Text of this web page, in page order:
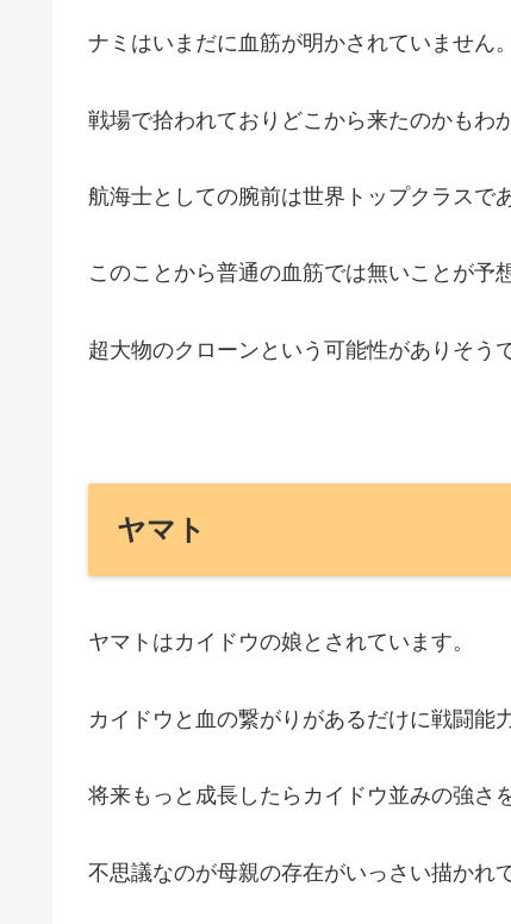
ナミはいまだに血筋が明かされていません。
戦場で拾われておりどこから来たのかもわ
航海士としての腕前は世界トップクラスで
このことから普通の血筋では無いことが予
超大物のクローンという可能性がありそうで
ヤマト
ヤマトはカイドウの娘とされています。
カイドウと血の繋がりがあるだけに戦闘能
将来もっと成長したらカイドウ並みの強さ
不思議なのが母親の存在がいっさい描かれ